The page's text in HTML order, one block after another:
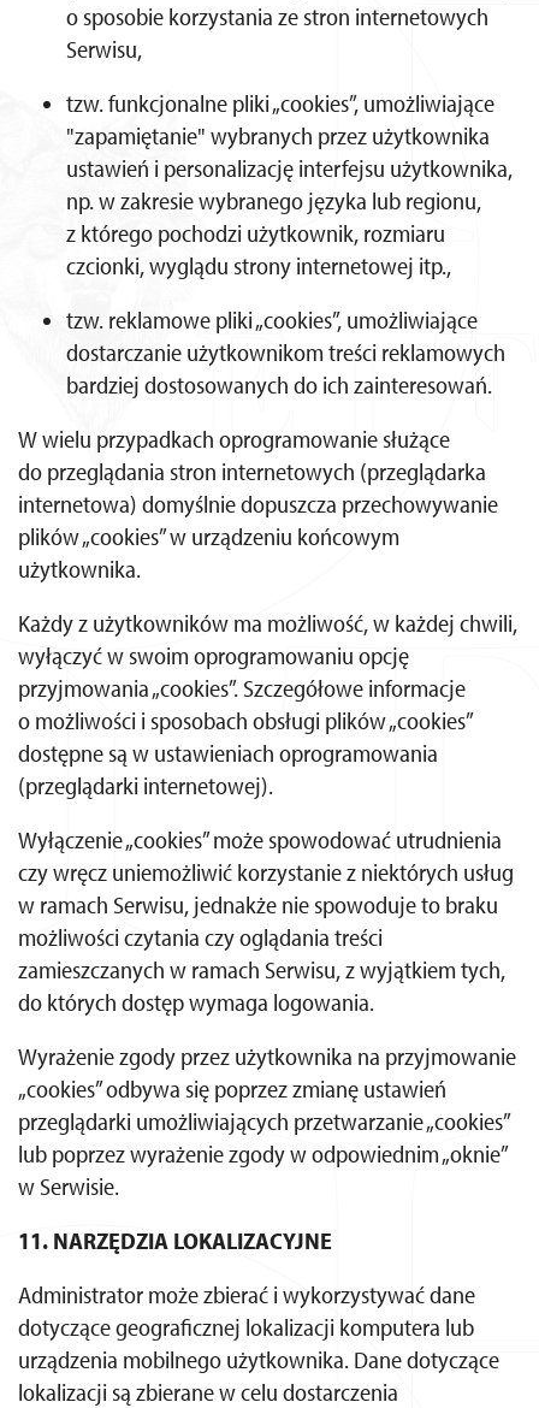
o sposobie korzystania ze stron internetowych
Serwisu,
tzw. funkcjonalne pliki „cookies”, umożliwiające
"zapamiętanie" wybranych przez użytkownika
ustawień i personalizację interfejsu użytkownika,
np. w zakresie wybranego języka lub regionu,
z którego pochodzi użytkownik, rozmiaru
czcionki, wyglądu strony internetowej itp.,
tzw. reklamowe pliki „cookies”, umożliwiające
dostarczanie użytkownikom treści reklamowych
bardziej dostosowanych do ich zainteresowań.
W wielu przypadkach oprogramowanie służące
do przeglądania stron internetowych (przeglądarka
internetowa) domyślnie dopuszcza przechowywanie
plików „cookies” w urządzeniu końcowym
użytkownika.
Każdy z użytkowników ma możliwość, w każdej chwili,
wyłączyć w swoim oprogramowaniu opcję
przyjmowania „cookies”. Szczegółowe informacje
o możliwości i sposobach obsługi plików „cookies”
dostępne są w ustawieniach oprogramowania
(przeglądarki internetowej).
Wyłączenie „cookies” może spowodować utrudnienia
czy wręcz uniemożliwić korzystanie z niektórych usług
w ramach Serwisu, jednakże nie spowoduje to braku
możliwości czytania czy oglądania treści
zamieszczanych w ramach Serwisu, z wyjątkiem tych,
do których dostęp wymaga logowania.
Wyrażenie zgody przez użytkownika na przyjmowanie
„cookies” odbywa się poprzez zmianę ustawień
przeglądarki umożliwiających przetwarzanie „cookies”
lub poprzez wyrażenie zgody w odpowiednim „oknie”
w Serwisie.
11. NARZĘDZIA LOKALIZACYJNE
Administrator może zbierać i wykorzystywać dane
dotyczące geograficznej lokalizacji komputera lub
urządzenia mobilnego użytkownika. Dane dotyczące
lokalizacji są zbierane w celu dostarczenia